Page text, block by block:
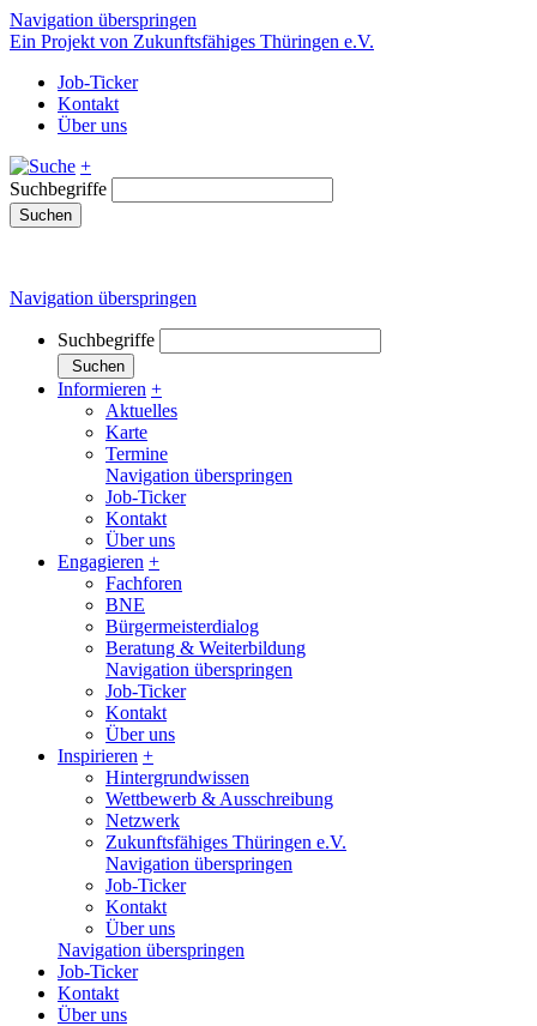
Navigation überspringen
Ein Projekt von Zukunftsfähiges Thüringen e.V.
Job-Ticker
Kontakt
Über uns
+
Suchbegriffe
Suchen
Navigation überspringen
Suchbegriffe
Suchen
Informieren +
Aktuelles
Karte
Termine
Navigation überspringen
Job-Ticker
Kontakt
Über uns
Engagieren +
Fachforen
BNE
Bürgermeisterdialog
Beratung & Weiterbildung
Navigation überspringen
Job-Ticker
Kontakt
Über uns
Inspirieren +
Hintergrundwissen
Wettbewerb & Ausschreibung
Netzwerk
Zukunftsfähiges Thüringen e.V.
Navigation überspringen
Job-Ticker
Kontakt
Über uns
Navigation überspringen
Job-Ticker
Kontakt
Über uns